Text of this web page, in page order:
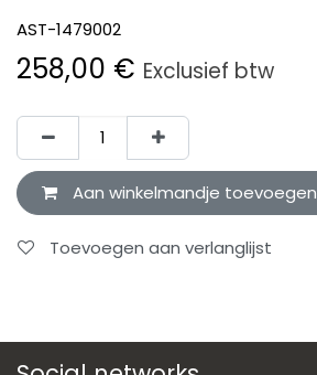
AST-1479002
258,00 € Exclusief btw
Aan winkelmandje toevoegen
Toevoegen aan verlanglijst